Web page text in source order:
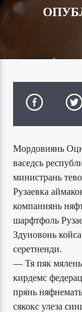
Мордовиянь
васедсь
министрань
Рузаевка
компаниянь
шарфтфоль
Здуновонь
серетненди.
— Тя пяк мялень
кирдемс
прянь
сякокс улеза